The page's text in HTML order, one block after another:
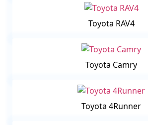
Toyota RAV4
Toyota Camry
Toyota 4Runner